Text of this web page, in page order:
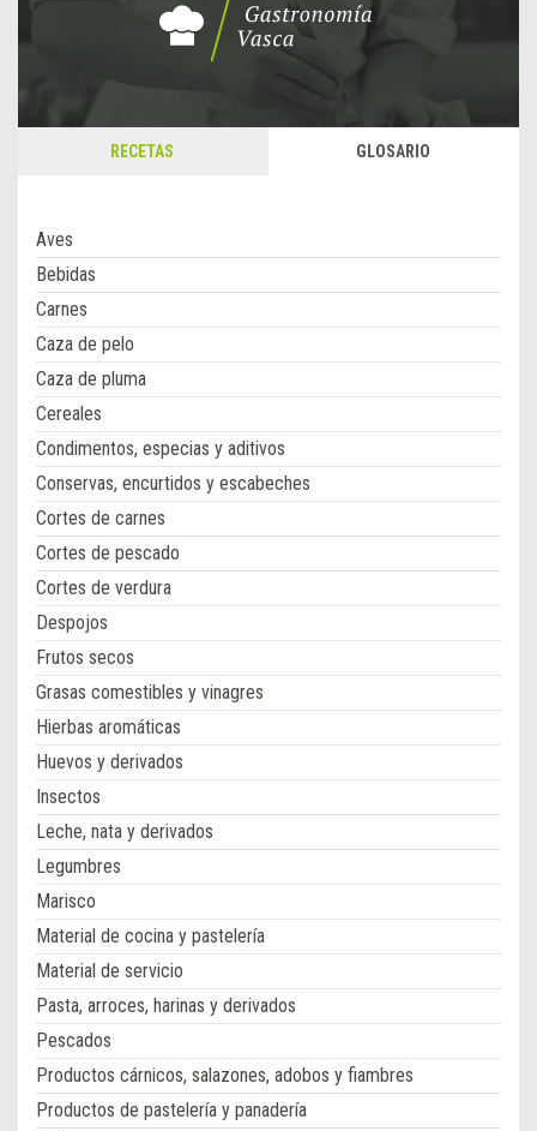
RECETAS GLOSARIO
Aves
Bebidas
Carnes
Caza de pelo
Caza de pluma
Cereales
Condimentos, especias y aditivos
Conservas, encurtidos y escabeches
Cortes de carnes
Cortes de pescado
Cortes de verdura
Despojos
Frutos secos
Grasas comestibles y vinagres
Hierbas aromáticas
Huevos y derivados
Insectos
Leche, nata y derivados
Legumbres
Marisco
Material de cocina y pastelería
Material de servicio
Pasta, arroces, harinas y derivados
Pescados
Productos cárnicos, salazones, adobos y fiambres
Productos de pastelería y panadería